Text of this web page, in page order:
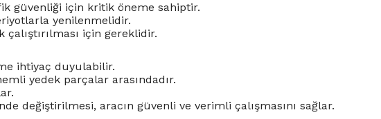
güvenliği için kritik öneme sahiptir.
yenilenmelidir.
için gereklidir.
ihtiyaç duyulabilir.
yedek parçalar arasındadır.
değiştirilmesi, aracın güvenli ve verimli çalışmasını sağlar.